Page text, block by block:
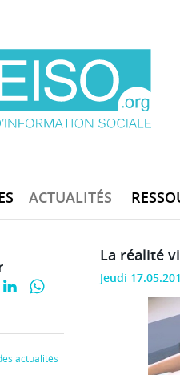
ACTUALITÉS
La réalité
Jeudi
actualités